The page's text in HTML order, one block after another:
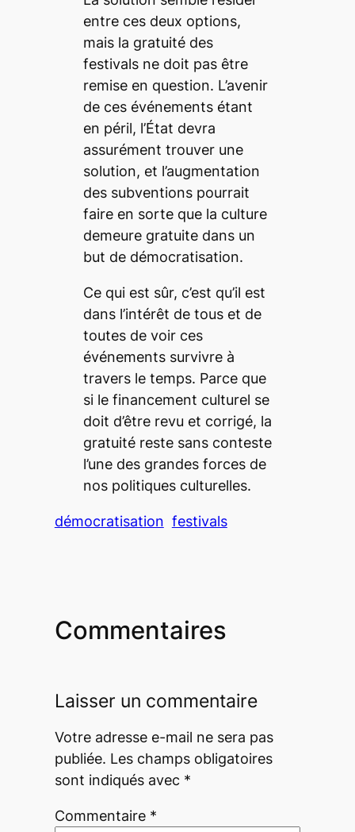
entre ces deux options,
mais la gratuité des
festivals ne doit pas être
remise en question. L’avenir
de ces événements étant
en péril, l’État devra
assurément trouver une
solution, et l’augmentation
des subventions pourrait
faire en sorte que la culture
demeure gratuite dans un
but de démocratisation.
Ce qui est sûr, c’est qu’il est
dans l’intérêt de tous et de
toutes de voir ces
événements survivre à
travers le temps. Parce que
si le financement culturel se
doit d’être revu et corrigé, la
gratuité reste sans conteste
l’une des grandes forces de
nos politiques culturelles.
démocratisation festivals
Commentaires
Laisser un commentaire
Votre adresse e-mail ne sera pas
publiée. Les champs obligatoires
sont indiqués avec *
Commentaire *